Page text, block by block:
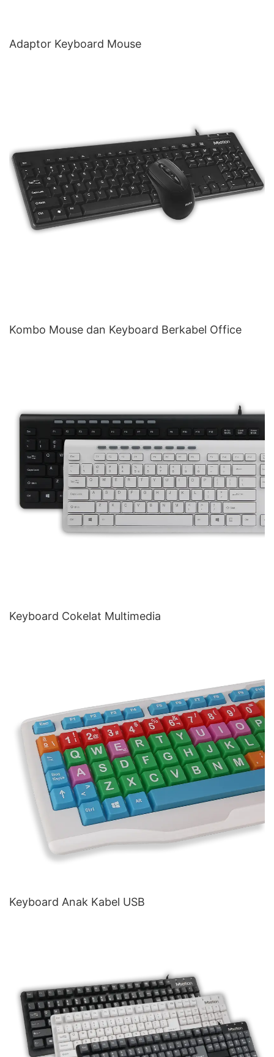
Adaptor Keyboard Mouse
Kombo Mouse dan Keyboard Berkabel Office
Keyboard Cokelat Multimedia
Keyboard Anak Kabel USB